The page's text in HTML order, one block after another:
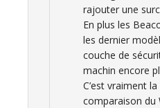
rajouter une
En plus les
les dernier
couche de
machin encore
C’est vraiment
comparaison du